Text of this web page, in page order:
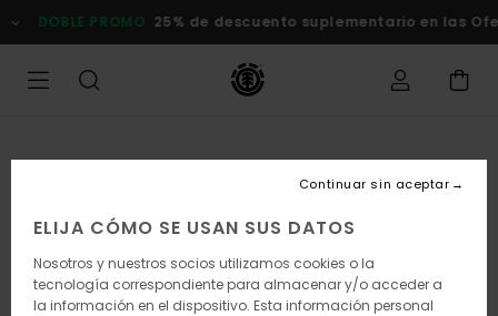
la
PROMO 25% de descuento suplementario en las Ofertas
ELIJA CÓMO SE USAN SUS DATOS
Nosotros y nuestros socios utilizamos cookies o la
tecnología correspondiente para almacenar y/o acceder a
la información en el dispositivo. Esta información personal
Continuar sin aceptar